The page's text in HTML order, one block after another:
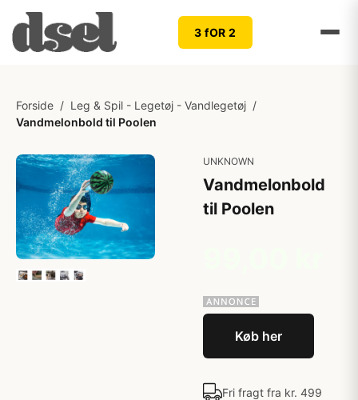
3 fOR 2
Forside / Leg & Spil - Legetøj - Vandlegetøj /
Vandmelonbold til Poolen
UNKNOWN
Vandmelonbold
til Poolen
Køb her
Fri fragt fra kr. 499